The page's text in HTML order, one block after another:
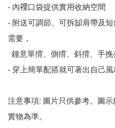
- 內𥚃口袋提供實用收納空間
- 附送可調節、可拆缷肩帶及
需要，
- 穿上簡單配搭就可著出自己風
注意事項: 圖片只供參考。圖
實物為準。